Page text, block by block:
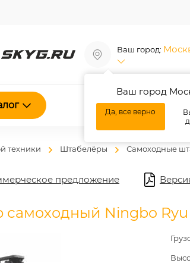
Ваш город:
Ваш город
Да, все верно
О нас
техники Штабелёры Самоходные
предложение
Ningbo Ryu